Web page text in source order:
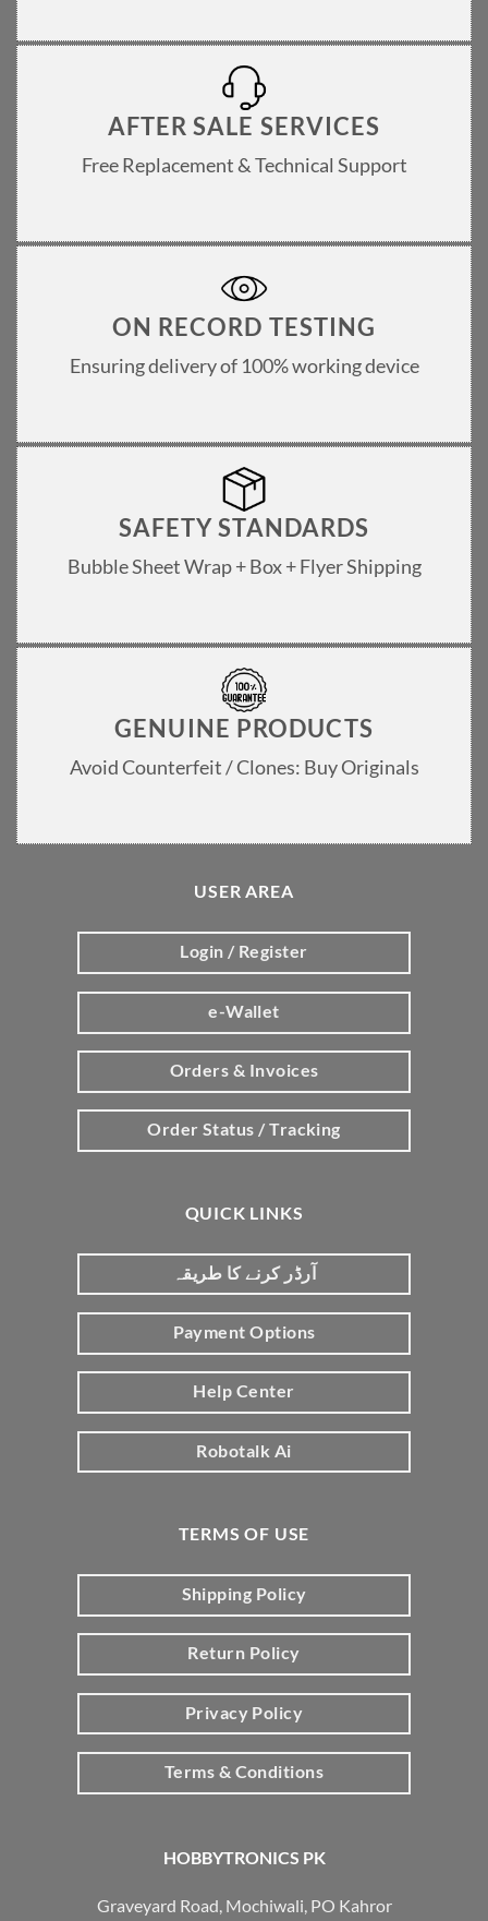
AFTER SALE SERVICES
Free Replacement & Technical Support
ON RECORD TESTING
Ensuring delivery of 100% working device
SAFETY STANDARDS
Bubble Sheet Wrap + Box + Flyer Shipping
GENUINE PRODUCTS
Avoid Counterfeit / Clones: Buy Originals
HOBBYTRONICS PK
Graveyard Road, Mochiwali, PO Kahror
USER AREA
Login / Register
e-Wallet
Orders & Invoices
Order Status / Tracking
QUICK LINKS
آرڈر کرنے کا طریقہ
Payment Options
Help Center
Robotalk Ai
TERMS OF USE
Shipping Policy
Return Policy
Privacy Policy
Terms & Conditions